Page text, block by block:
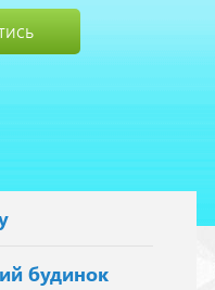
будинок